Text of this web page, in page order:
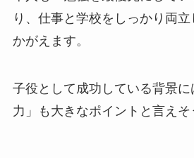
り、仕事と学校をしっかり両
かがえます。
子役として成功している背景
力」も大きなポイントと言えそ